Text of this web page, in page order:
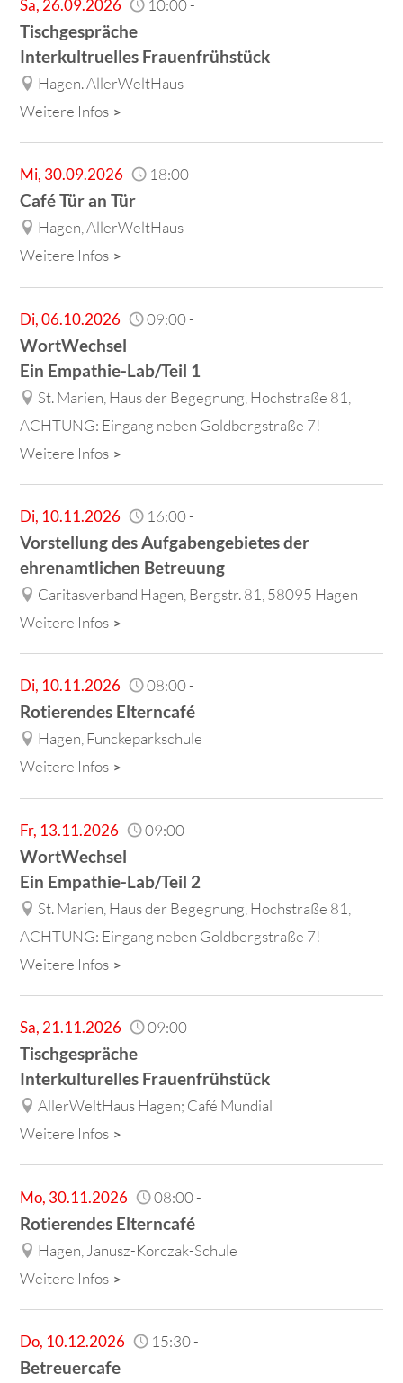
Sa, 26.09.2026 10:00-
Tischgespräche
Interkultruelles Frauenfrühstück
Hagen. AllerWeltHaus
Weitere Infos
Mi, 30.09.2026 18:00-
Café Tür an Tür
Hagen, AllerWeltHaus
Weitere Infos
Di,06.10.2026 09:00-
WortWechsel
Ein Empathie-Lab/Teil 1
St. Marien, Haus der Begegnung, Hochstraße 81,
ACHTUNG: Eingang neben Goldbergstraße 7!
Weitere Infos
Di, 10.11.2026 16:00-
Vorstellung des Aufgabengebietes der
ehrenamtlichen Betreuung
Caritasverband Hagen, Bergstr. 81, 58095 Hagen
Weitere Infos
Di, 10.11.2026 08:00-
Rotierendes Elterncafé
Hagen, Funckeparkschule
Weitere Infos
Fr, 13.11.2026 09:00-
WortWechsel
Ein Empathie-Lab/Teil 2
St. Marien, Haus der Begegnung, Hochstraße 81,
ACHTUNG: Eingang neben Goldbergstraße 7!
Weitere Infos
Sa, 21.11.2026 09:00-
Tischgespräche
Interkulturelles Frauenfrühstück
AllerWeltHaus Hagen; Café Mundial
Weitere Infos
Mo, 30.11.2026 08:00-
Rotierendes Elterncafé
Hagen, Janusz-Korczak-Schule
Weitere Infos
Do, 10.12.2026 15:30-
Betreuercafe